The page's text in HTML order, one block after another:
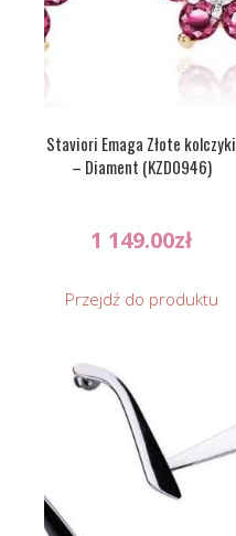
Staviori Emaga Złote kolczyki
– Diament (KZD0946)
1 149.00zł
Przejdź do produktu